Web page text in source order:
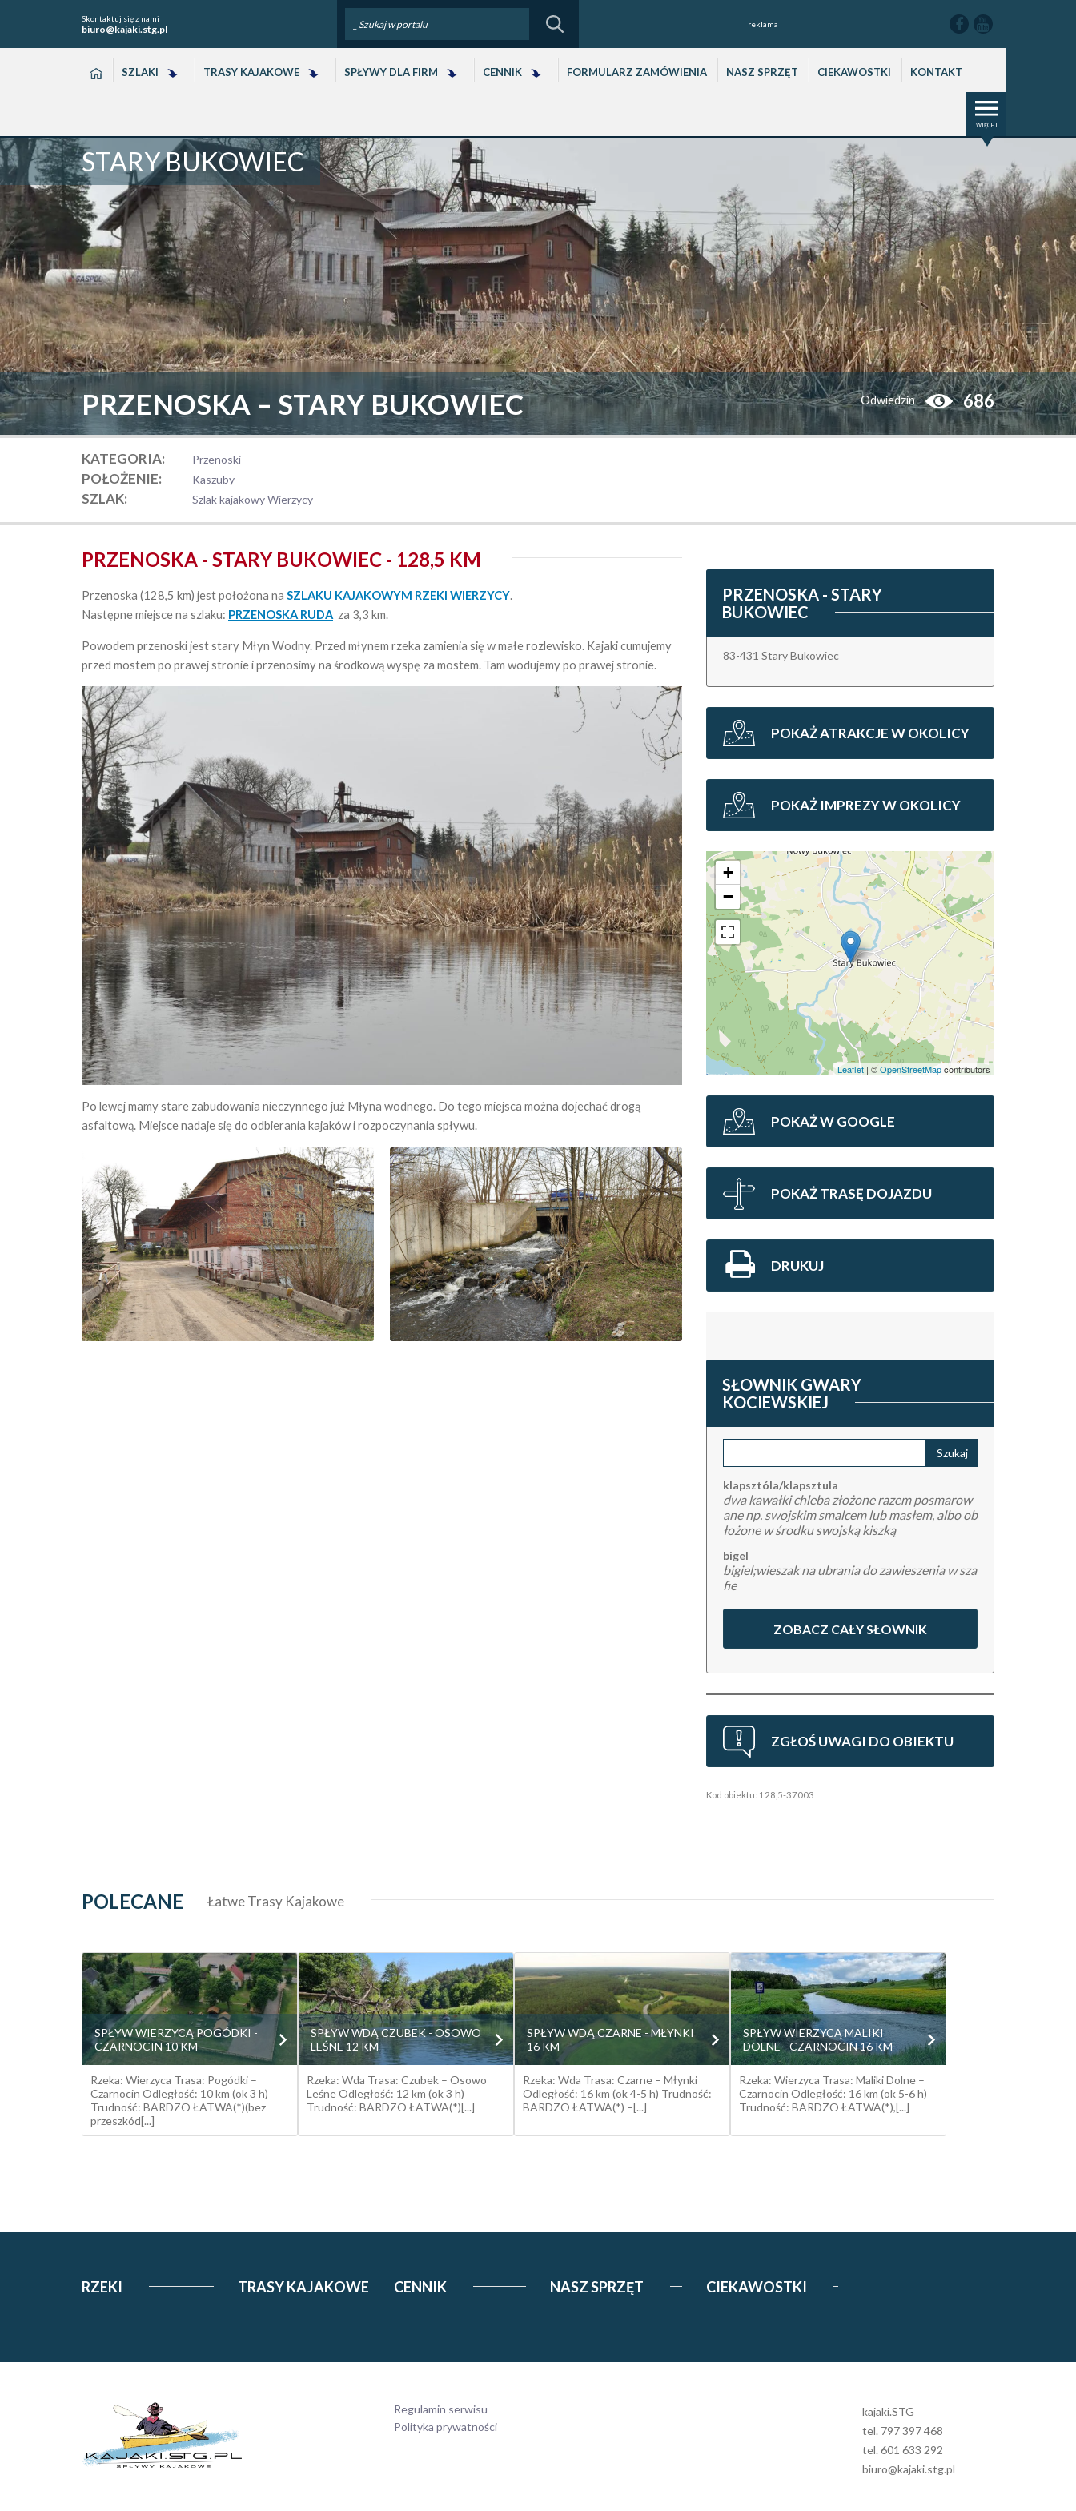
Skontaktuj się z nami
biuro@kajaki.stg.pl reklama
HOMESZLAKI TRASY KAJAKOWE SPŁYWY DLA FIRM CENNIK FORMULARZ ZAMÓWIENIA NASZ SPRZĘT CIEKAWOSTKI KONTAKT
WIĘCEJ
STARY BUKOWIEC
PRZENOSKA – STARY BUKOWIEC Odwiedzin 686
KATEGORIA: Przenoski
POŁOŻENIE: Kaszuby
SZLAK: Szlak kajakowy Wierzycy
PRZENOSKA - STARY BUKOWIEC - 128,5 KM
Przenoska (128,5 km) jest położona na SZLAKU KAJAKOWYM RZEKI WIERZYCY.
Następne miejsce na szlaku: PRZENOSKA RUDA za 3,3 km.
Powodem przenoski jest stary Młyn Wodny. Przed młynem rzeka zamienia się w małe rozlewisko. Kajaki cumujemy
przed mostem po prawej stronie i przenosimy na środkową wyspę za mostem. Tam wodujemy po prawej stronie.
Po lewej mamy stare zabudowania nieczynnego już Młyna wodnego. Do tego miejsca można dojechać drogą
asfaltową. Miejsce nadaje się do odbierania kajaków i rozpoczynania spływu.
PRZENOSKA - STARY
BUKOWIEC
83-431 Stary Bukowiec
POKAŻ ATRAKCJE W OKOLICY
POKAŻ IMPREZY W OKOLICY
+
−
Leaflet | ©OpenStreetMapcontributors
POKAŻ W GOOGLE
POKAŻ TRASĘ DOJAZDU
DRUKUJ
SŁOWNIK GWARY
KOCIEWSKIEJ
klapsztóla/klapsztula
dwa kawałki chleba złożone razem posmarow
ane np. swojskim smalcem lub masłem, albo ob
łożone w środku swojską kiszką
bigel
bigiel;wieszak na ubrania do zawieszenia w sza
fie
ZOBACZ CAŁY SŁOWNIK
ZGŁOŚ UWAGI DO OBIEKTU
Kod obiektu
Nazwa obiektu
Twoje imię
Twój email
Uwagi do obiektu
Dodaj grafiki
Kod obiektu: 128,5-37003
POLECANE Łatwe Trasy Kajakowe
SPŁYW WIERZYCĄ POGÓDKI -
CZARNOCIN 10 KM
Rzeka: Wierzyca Trasa: Pogódki –
Czarnocin Odległość: 10 km (ok 3 h)
Trudność: BARDZO ŁATWA(*)(bez
przeszkód[...]
SPŁYW WDĄ CZUBEK - OSOWO
LEŚNE 12 KM
Rzeka: Wda Trasa: Czubek – Osowo
Leśne Odległość: 12 km (ok 3 h)
Trudność: BARDZO ŁATWA(*)[...]
SPŁYW WDĄ CZARNE - MŁYNKI
16 KM
Rzeka: Wda Trasa: Czarne – Młynki
Odległość: 16 km (ok 4-5 h) Trudność:
BARDZO ŁATWA(*) –[...]
SPŁYW WIERZYCĄ MALIKI
DOLNE - CZARNOCIN 16 KM
Rzeka: Wierzyca Trasa: Maliki Dolne –
Czarnocin Odległość: 16 km (ok 5-6 h)
Trudność: BARDZO ŁATWA(*),[...]
RZEKI TRASY KAJAKOWE CENNIK NASZ SPRZĘT CIEKAWOSTKI
Regulamin serwisu
Polityka prywatności
kajaki.STG
tel. 797 397 468
tel. 601 633 292
biuro@kajaki.stg.pl